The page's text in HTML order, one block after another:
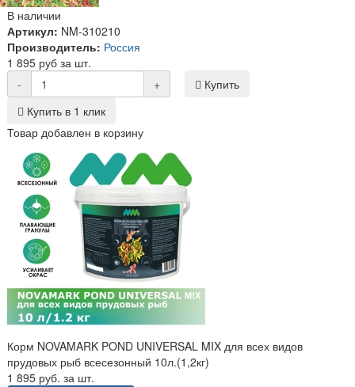
В наличии
Артикул: NM-310210
Производитель: Россия
1 895 руб за шт.
-
+
Купить
Купить в 1 клик
Товар добавлен в корзину
Корм NOVAMARK POND UNIVERSAL MIX для всех видов
прудовых рыб всесезонный 10л.(1,2кг)
1 895 руб. за шт.